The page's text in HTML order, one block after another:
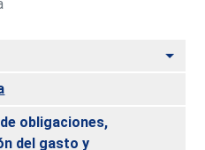
obligaciones,
del gasto y